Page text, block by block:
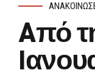
Aπό